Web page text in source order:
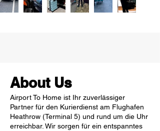
About Us
Airport To Home ist Ihr zuverlässiger
Partner für den Kurierdienst am Flughafen
Heathrow (Terminal 5) und rund um die Uhr
erreichbar. Wir sorgen für ein entspanntes